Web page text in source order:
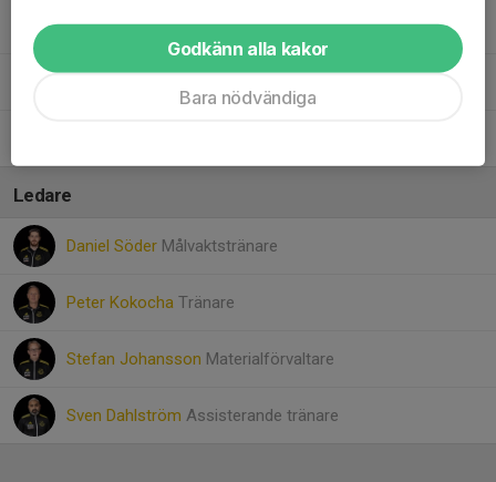
86. Samuel Eriksson
Ledare
Daniel Söder Målvaktstränare
Peter Kokocha Tränare
Stefan Johansson Materialförvaltare
Sven Dahlström Assisterande tränare
Godkänn alla kakor
Bara nödvändiga